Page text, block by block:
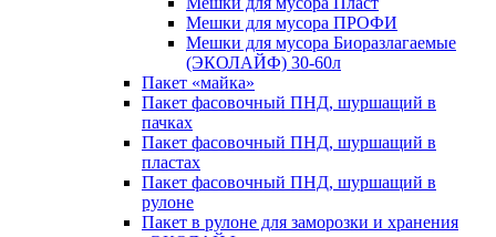
Мешки для мусора ПРОФИ
Мешки для мусора Биоразлагаемые
(ЭКОЛАЙФ) 30-60л
Пакет «майка»
Пакет фасовочный ПНД, шуршащий в
пачках
Пакет фасовочный ПНД, шуршащий в
пластах
Пакет фасовочный ПНД, шуршащий в
рулоне
Пакет в рулоне для заморозки и хранения